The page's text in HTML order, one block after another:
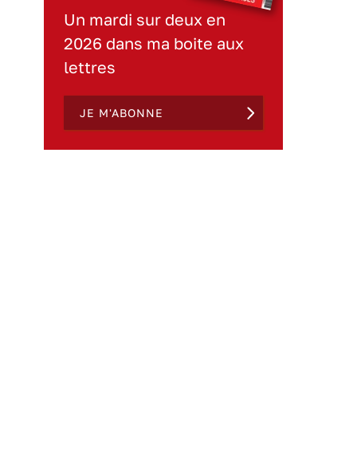
Un mardi sur deux en
2026 dans ma boite aux
lettres
JE M'ABONNE